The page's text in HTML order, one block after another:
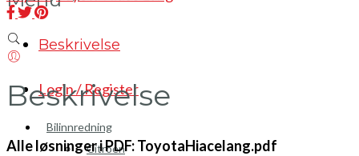
Login / Register
Bilinnredning
Citroen
Beskrivelse
Beskrivelse
Alle løsninger i PDF: ToyotaHiacelang.pdf